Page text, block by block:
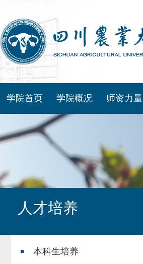
学院首页 学院概况 师资力量
人才培养
本科生培养